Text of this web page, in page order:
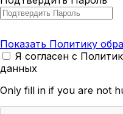
Показать Политику
Я согласен с
данных
Only fill in if you are not